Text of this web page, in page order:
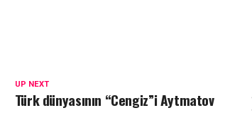
UP NEXT
Türk dünyasının “Cengiz”i Aytmatov